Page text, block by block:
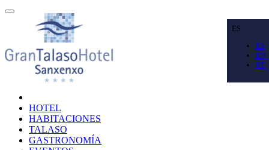
ES
ES
EN
PT
HOTEL
HABITACIONES
TALASO
GASTRONOMÍA